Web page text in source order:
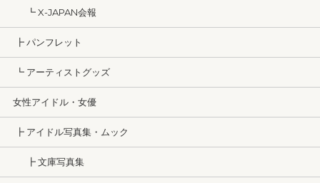
┗ X-JAPAN会報
┣ パンフレット
┗ アーティストグッズ
女性アイドル・女優
┣ アイドル写真集・ムック
┣ 文庫写真集